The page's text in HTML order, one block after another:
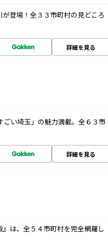
登場！全３３市町村の見どころ
詳細を見る
ごい埼玉」の魅力満載。全６３市
詳細を見る
は、全５４市町村を完全網羅し